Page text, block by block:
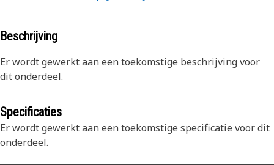
Beschrijving
Er wordt gewerkt aan een toekomstige beschrijving voor
dit onderdeel.
Specificaties
Er wordt gewerkt aan een toekomstige specificatie voor dit
onderdeel.